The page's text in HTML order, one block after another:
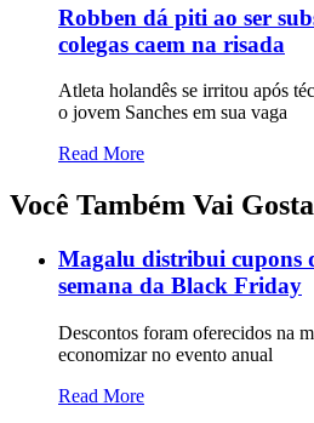
Robben dá piti ao ser
colegas caem na risada
Atleta holandês se irritou após
o jovem Sanches em sua vaga
Read More
Você Também Vai
Magalu distribui cupons
semana da Black Friday
Descontos foram oferecidos na
economizar no evento anual
Read More